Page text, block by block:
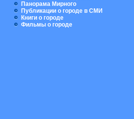
Панорама Мирного
Публикации о городе в СМИ
Книги о городе
Фильмы о городе